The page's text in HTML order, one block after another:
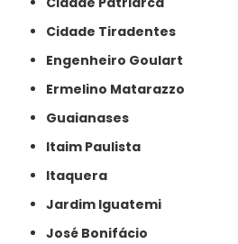
Cidade Tiradentes
Engenheiro Goulart
Ermelino Matarazzo
Guaianases
Itaim Paulista
Itaquera
Jardim Iguatemi
José Bonifácio